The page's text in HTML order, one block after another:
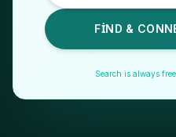
FIND &
Search is always